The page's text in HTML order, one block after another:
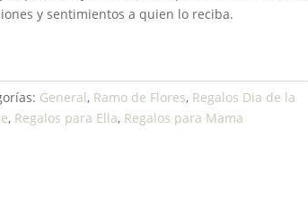
y sentimientos a quien lo reciba.
General, Ramo de Flores, Regalos Dia de la
, Regalos para Ella, Regalos para Mama